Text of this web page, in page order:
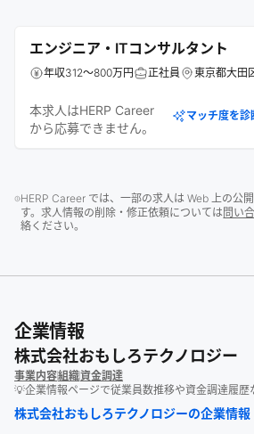
エンジニア・ITコンサルタント
年収312～800万円 正社員 東京都大田
本求人はHERP Career
から応募できません。
マッチ度を診
HERP Career では、一部の求人は Web 上の公
す。求人情報の削除・修正依頼については問い
絡ください。
企業情報
株式会社おもしろテクノロジー
事業内容組織資金調達
💡企業情報ページで従業員数推移や資金調達履歴
株式会社おもしろテクノロジーの企業情報